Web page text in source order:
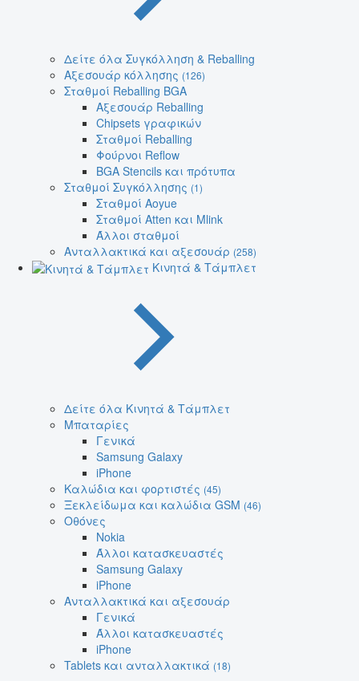
Δείτε όλα Συγκόλληση & Reballing
Αξεσουάρ κόλλησης (126)
Σταθμοί Reballing BGA
Αξεσουάρ Reballing
Chipsets γραφικών
Σταθμοί Reballing
Φούρνοι Reflow
BGA Stencils και πρότυπα
Σταθμοί Συγκόλλησης (1)
Σταθμοί Aoyue
Σταθμοί Atten και Mlink
Άλλοι σταθμοί
Ανταλλακτικά και αξεσουάρ (258)
Κινητά & Τάμπλετ
Δείτε όλα Κινητά & Τάμπλετ
Μπαταρίες
Γενικά
Samsung Galaxy
iPhone
Καλώδια και φορτιστές (45)
Ξεκλείδωμα και καλώδια GSM (46)
Οθόνες
Nokia
Άλλοι κατασκευαστές
Samsung Galaxy
iPhone
Ανταλλακτικά και αξεσουάρ
Γενικά
Άλλοι κατασκευαστές
iPhone
Tablets και ανταλλακτικά (18)